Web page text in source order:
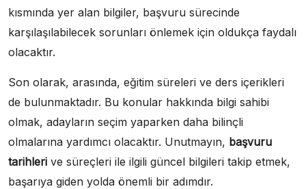
kısmında yer alan bilgiler, başvuru sürecinde
karşılaşılabilecek sorunları önlemek için oldukça faydalı
olacaktır.
Son olarak, arasında, eğitim süreleri ve ders içerikleri
de bulunmaktadır. Bu konular hakkında bilgi sahibi
olmak, adayların seçim yaparken daha bilinçli
olmalarına yardımcı olacaktır. Unutmayın, başvuru
tarihleri ve süreçleri ile ilgili güncel bilgileri takip etmek,
başarıya giden yolda önemli bir adımdır.